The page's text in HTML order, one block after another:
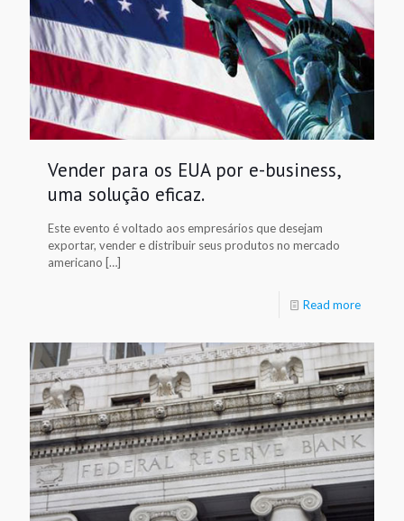
Vender para os EUA por e-business,
uma solução eficaz.
Este evento é voltado aos empresários que desejam
exportar, vender e distribuir seus produtos no mercado
americano […]
Read more